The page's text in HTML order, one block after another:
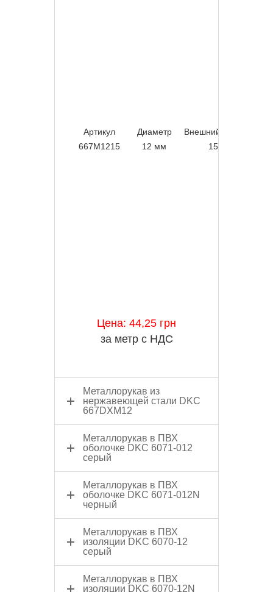
Артикул Диаметр Внешний диаметр
667M1215
12 мм 15 мм
Цена: 44,25 грн
за метр с НДС
Металлорукав из
нержавеющей стали DKC
667DXM12
Металлорукав в ПВХ
оболочке DKC 6071-012
серый
Металлорукав в ПВХ
оболочке DKC 6071-012N
черный
Металлорукав в ПВХ
изоляции DKC 6070-12
серый
Металлорукав в ПВХ
изоляции DKC 6070-12N